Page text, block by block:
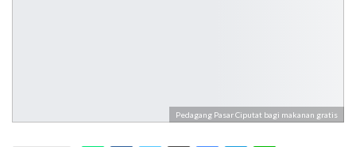
Pedagang Pasar Ciputat bagi makanan gratis